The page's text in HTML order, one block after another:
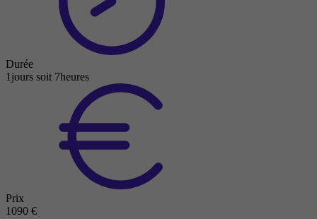
Durée
1jours soit 7heures
Prix
1090 €